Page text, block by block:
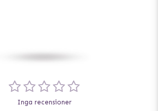
Inga recensioner